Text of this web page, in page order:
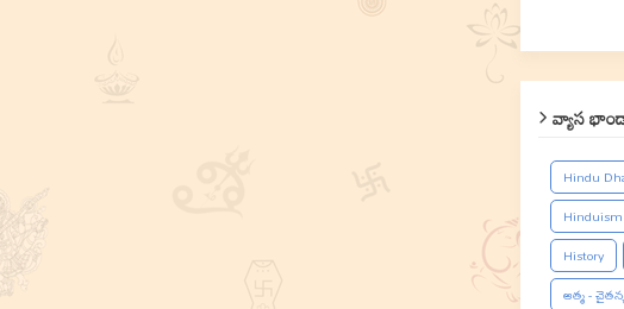
వ్యాస
Hindu
Hinduism
History
ఆత్మ -